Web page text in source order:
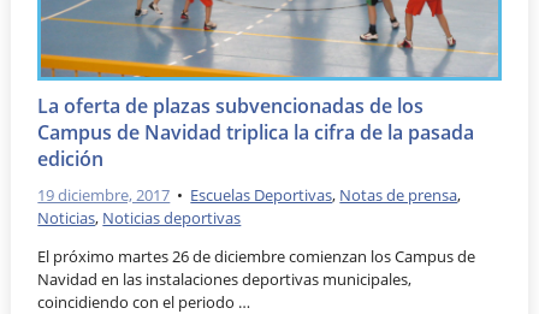
La oferta de plazas subvencionadas de los
Campus de Navidad triplica la cifra de la pasada
edición
19 diciembre, 2017 • Escuelas Deportivas, Notas de prensa,
Noticias, Noticias deportivas
El próximo martes 26 de diciembre comienzan los Campus de
Navidad en las instalaciones deportivas municipales,
coincidiendo con el periodo …